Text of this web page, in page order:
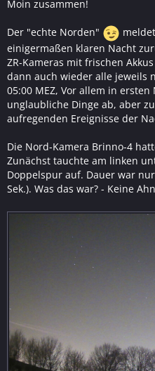
Moin zusammen!
Der "echte Norden"
einigermaßen klaren Nacht
ZR-Kameras mit frischen
dann auch wieder alle jeweils
05:00 MEZ, Vor allem in
unglaubliche Dinge ab, aber
aufregenden Ereignisse der
Die Nord-Kamera Brinno-4
Zunächst tauchte am linken
Doppelspur auf. Dauer war
Sek.). Was das war? - Keine